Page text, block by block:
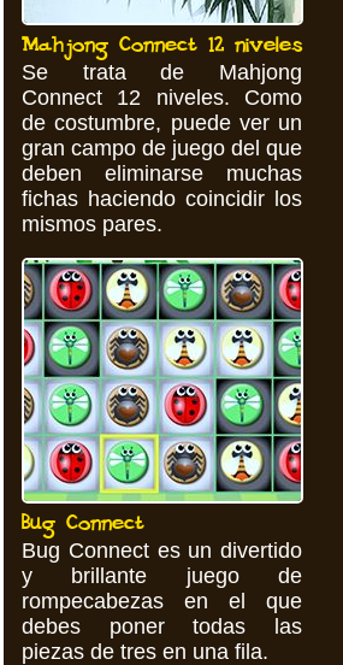
Mahjong Connect 12 niveles
Se trata de Mahjong
Connect 12 niveles. Como
de costumbre, puede ver un
gran campo de juego del que
deben eliminarse muchas
fichas haciendo coincidir los
mismos pares.
Bug Connect
Bug Connect es un divertido
y brillante juego de
rompecabezas en el que
debes poner todas las
piezas de tres en una fila.